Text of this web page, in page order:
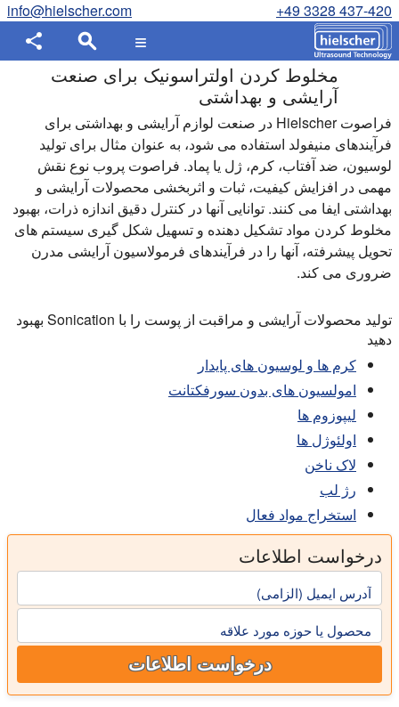
+49 3328 437-420
info@hielscher.com
مخلوط کردن اولتراسونیک برای صنعت
آرایشی و بهداشتی
فراصوت Hielscher در صنعت لوازم آرایشی و بهداشتی برای
فرآیندهای منیفولد استفاده می شود، به عنوان مثال برای تولید
لوسیون، ضد آفتاب، کرم، ژل یا پماد. فراصوت پروب نوع نقش
مهمی در افزایش کیفیت، ثبات و اثربخشی محصولات آرایشی و
بهداشتی ایفا می کنند. توانایی آنها در کنترل دقیق اندازه ذرات، بهبود
مخلوط کردن مواد تشکیل دهنده و تسهیل شکل گیری سیستم های
تحویل پیشرفته، آنها را در فرآیندهای فرمولاسیون آرایشی مدرن
ضروری می کند.
تولید محصولات آرایشی و مراقبت از پوست را با Sonication بهبود
دهید
کرم ها و لوسیون های پایدار
امولسیون های بدون سورفکتانت
لیپوزوم ها
اولئوژل ها
لاک ناخن
رژ لب
استخراج مواد فعال
درخواست اطلاعات
آدرس ایمیل (الزامی)
محصول یا حوزه مورد علاقه
درخواست اطلاعات